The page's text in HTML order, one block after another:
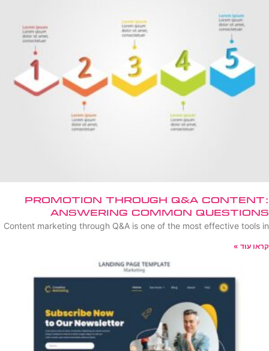
Promotion Through Q&A Content:
Answering Common Questions
Content marketing through Q&A is one of the most effective tools in
קראו עוד »